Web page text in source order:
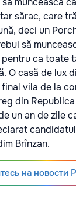
sărac, care
deci un
să
ca toate
O casă de lux
vila de la
din
un an de zile
Brînzan.
на новости